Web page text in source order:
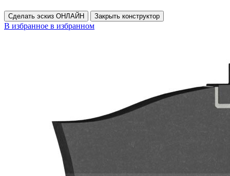
Сделать эскиз ОНЛАЙН Закрыть конструктор
В избранное в избранном